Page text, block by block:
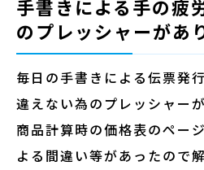
手書きによる手の疲
のプレッシャーがあ
毎日の手書きによる伝票発
違えない為のプレッシャーが
商品計算時の価格表のペー
よる間違い等があったので